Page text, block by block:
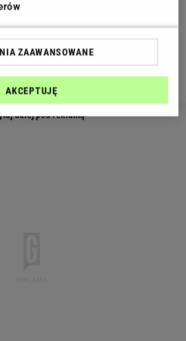
przepisów widziałam już
wszystko. To
pizza, jaką możecie
ZAAWANSOWANE
AKCEPTUJĘ